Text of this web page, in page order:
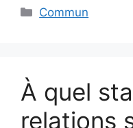
Categories
Commun
À quel
relations